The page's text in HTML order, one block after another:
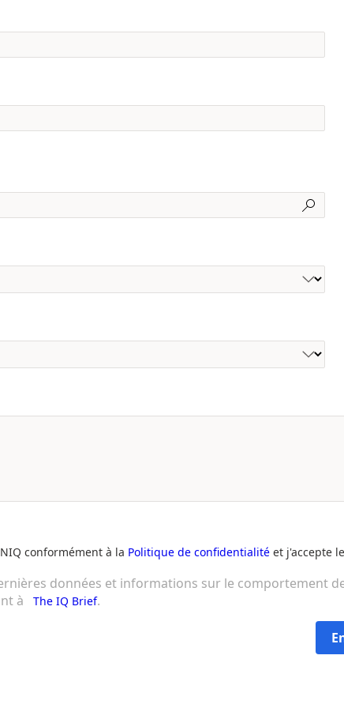
conformément à la Politique de confidentialité et j'accepte
données et informations sur le comportement
à
The IQ Brief.